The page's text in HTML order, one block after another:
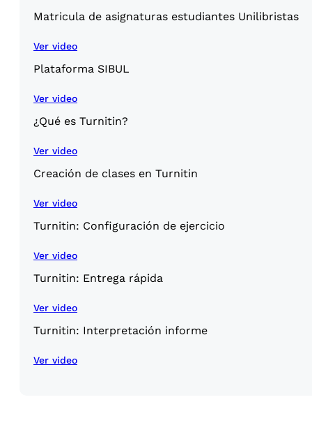
Matricula de asignaturas estudiantes Unilibristas
Ver video
Plataforma SIBUL
Ver video
¿Qué es Turnitin?
Ver video
Creación de clases en Turnitin
Ver video
Turnitin: Configuración de ejercicio
Ver video
Turnitin: Entrega rápida
Ver video
Turnitin: Interpretación informe
Ver video